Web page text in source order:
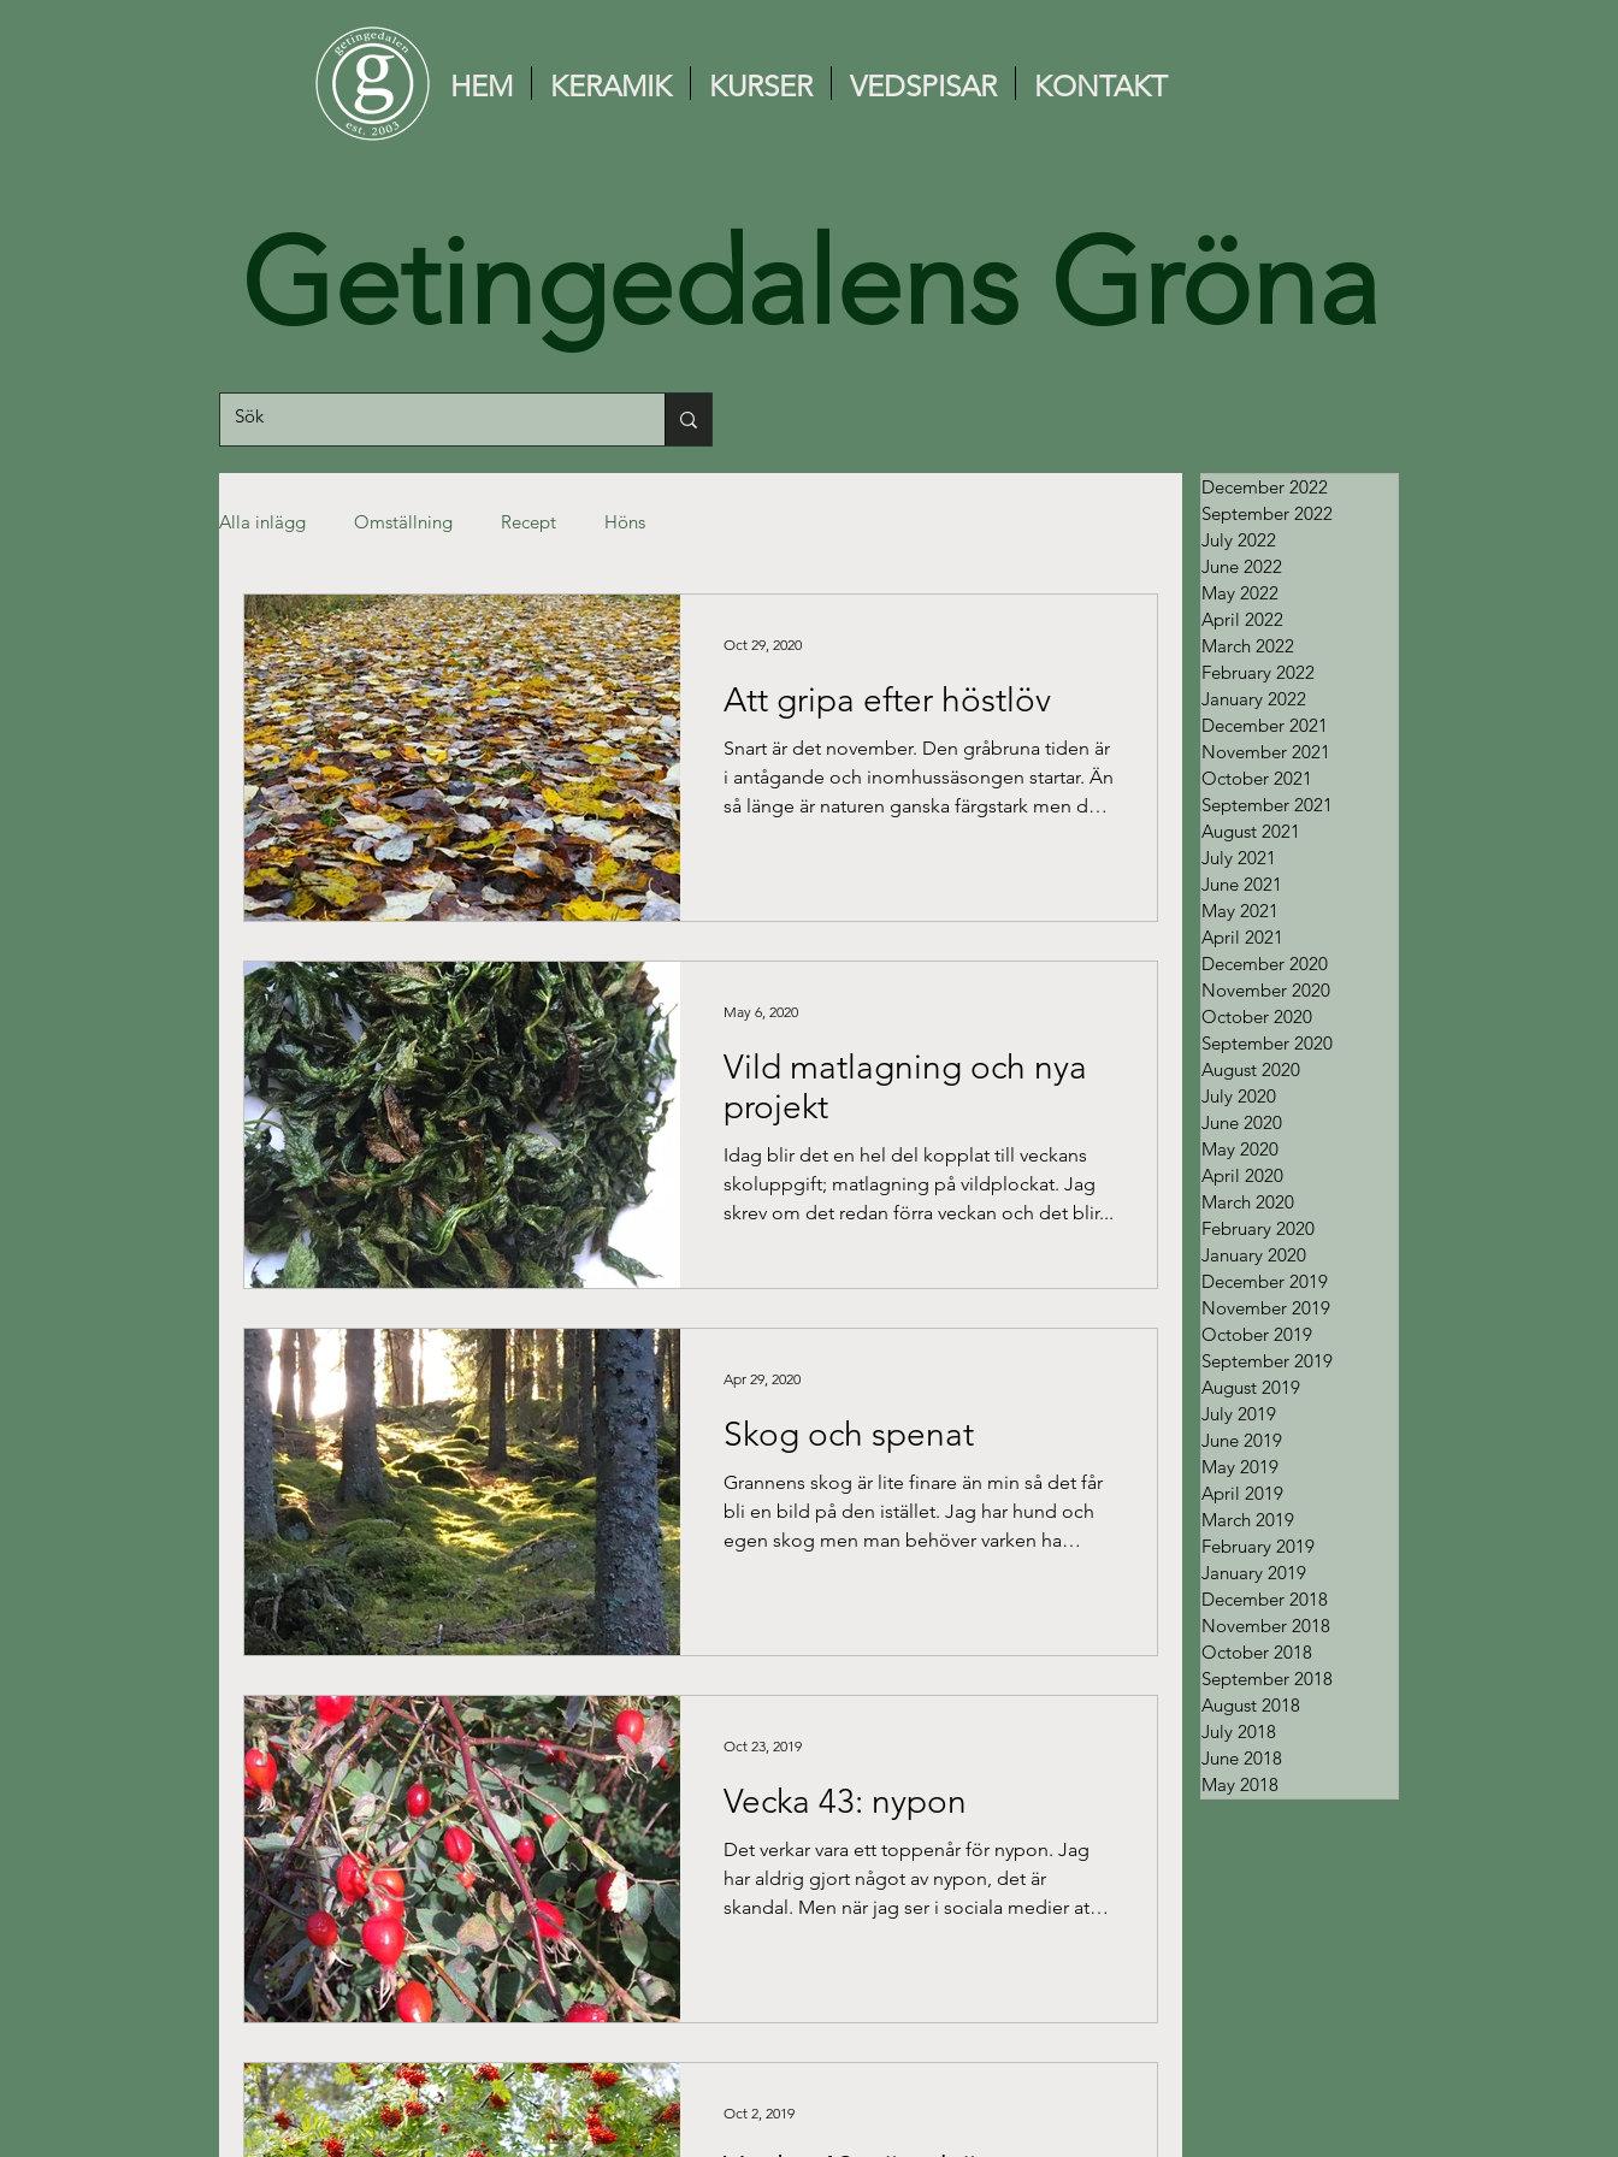
HEM KERAMIK KURSER VEDSPISAR KONTAKT
Getingedalens Gröna
Alla inlägg Omställning Recept Höns
Att gripa efter höstlöv
Snart är det november. Den gråbruna tiden är
i antågande och inomhussäsongen startar. Än
så länge är naturen ganska färgstark men det
Oct 29, 2020
Vild matlagning och nya
projekt
Idag blir det en hel del kopplat till veckans
skoluppgift; matlagning på vildplockat. Jag
skrev om det redan förra veckan och det blir...
May 6, 2020
Skog och spenat
Grannens skog är lite finare än min så det får
bli en bild på den istället. Jag har hund och
egen skog men man behöver varken ha
Apr 29, 2020
Vecka 43: nypon
Det verkar vara ett toppenår för nypon. Jag
har aldrig gjort något av nypon, det är
skandal. Men när jag ser i sociala medier att
Oct 23, 2019
Oct 2, 2019
December 2022
September 2022
July 2022
June 2022
May 2022
April 2022
March 2022
February 2022
January 2022
December 2021
November 2021
October 2021
September 2021
August 2021
July 2021
June 2021
May 2021
April 2021
December 2020
November 2020
October 2020
September 2020
August 2020
July 2020
June 2020
May 2020
April 2020
March 2020
February 2020
January 2020
December 2019
November 2019
October 2019
September 2019
August 2019
July 2019
June 2019
May 2019
April 2019
March 2019
February 2019
January 2019
December 2018
November 2018
October 2018
September 2018
August 2018
July 2018
June 2018
May 2018